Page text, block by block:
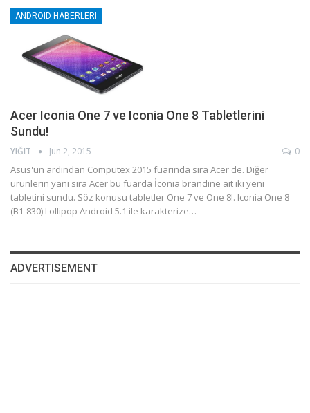
ANDROID HABERLERI
Acer Iconia One 7 ve Iconia One 8 Tabletlerini
Sundu!
YIĞIT Jun 2, 2015 0
Asus'un ardından Computex 2015 fuarında sıra Acer'de. Diğer
ürünlerin yanı sıra Acer bu fuarda İconia brandine ait iki yeni
tabletini sundu. Söz konusu tabletler One 7 ve One 8!. Iconia One 8
(B1-830) Lollipop Android 5.1 ile karakterize…
ADVERTISEMENT